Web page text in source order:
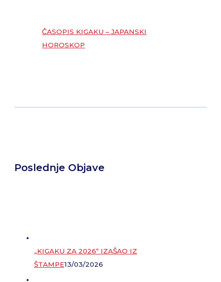
ČASOPIS KIGAKU – JAPANSKI
HOROSKOP
Poslednje Objave
„KIGAKU ZA 2026“ IZAŠAO IZ
ŠTAMPE13/03/2026